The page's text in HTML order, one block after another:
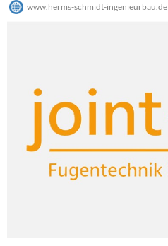
www.herms-schmidt-ingenieurbau.de